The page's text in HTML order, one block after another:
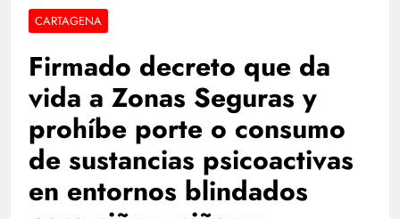
CARTAGENA
Firmado decreto que da
vida a Zonas Seguras y
prohíbe porte o consumo
de sustancias psicoactivas
en entornos blindados